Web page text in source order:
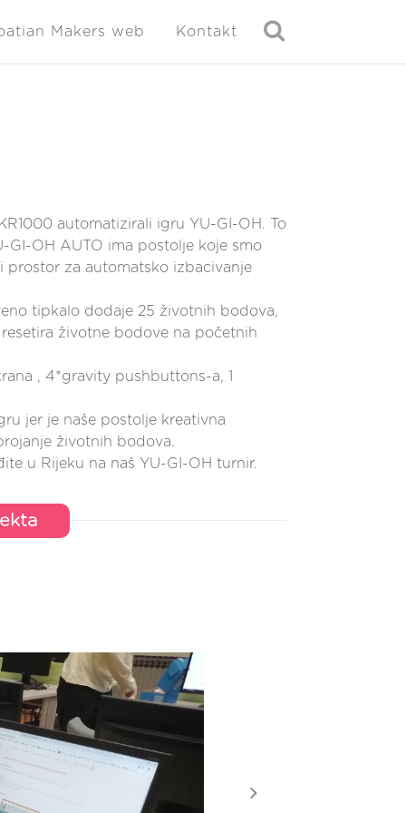
Makers web Kontakt
automatizirali igru YU-GI-OH. To
GI-OH AUTO ima postolje koje smo
za automatsko izbacivanje
tipkalo dodaje 25 životnih bodova,
životne bodove na početnih
, 4*gravity pushbuttons-a, 1
jer je naše postolje kreativna
životnih bodova.
u Rijeku na naš YU-GI-OH turnir.